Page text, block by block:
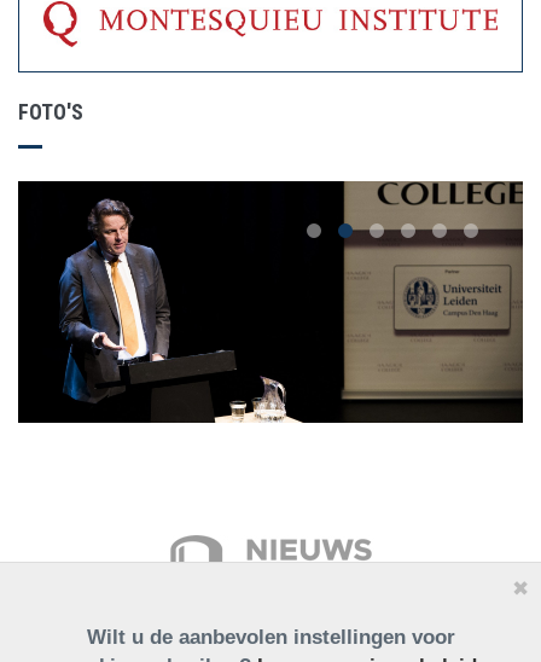
FOTO'S
Wilt u de aanbevolen instellingen voor
✖